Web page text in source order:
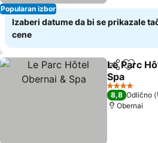
Popularan izbor
Izaberi datume da bi se prikazale
cene
Deli
Le Parc
Spa
4 Zvezdice
8,8 Odlično
Obernai